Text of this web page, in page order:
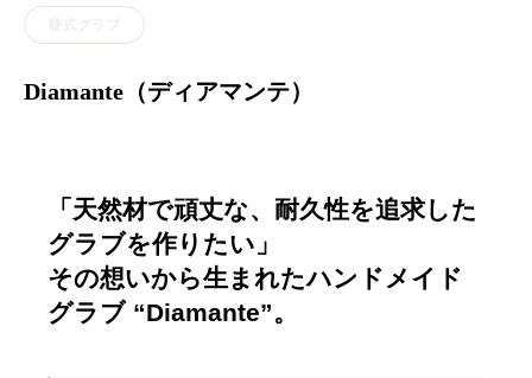
硬式グラブ
Diamante（ディアマンテ）
「天然材で頑丈な、耐久性を追求した
グラブを作りたい」
その想いから生まれたハンドメイド
グラブ “Diamante”。